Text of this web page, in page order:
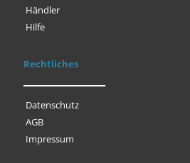
Händler
Hilfe
Rechtliches
Datenschutz
AGB
Impressum